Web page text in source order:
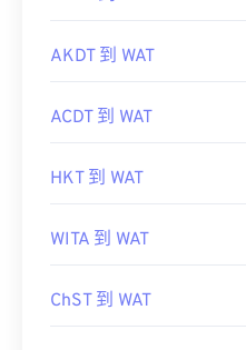
AKDT 到 WAT
ACDT 到 WAT
HKT 到 WAT
WITA 到 WAT
ChST 到 WAT